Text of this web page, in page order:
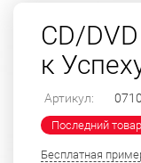
CD/
к
Артикул:
Последний
Бесплатная